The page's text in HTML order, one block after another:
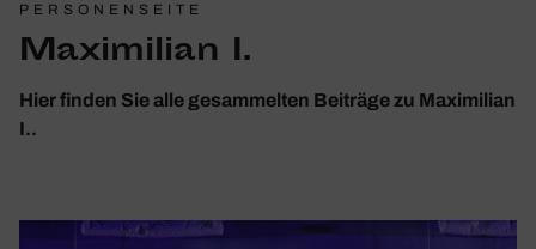
PERSONENSEITE
Maximilian I.
Hier finden Sie alle gesammelten Beiträge zu Maximilian
I..